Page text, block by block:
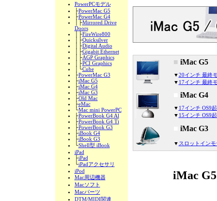
PowerPCモデル
├PowerMac G5
├PowerMac G4
│├Mirrored Drive
Doors
│├FireWire800
│├Quicksilver
│├Digital Audio
│├Gigabit Ethernet
│├AGP Graphics
│├PCI Graphics
│└Cube
├PowerMac G3
├iMac G5
├iMac G4
├iMac G3
├Old Mac
├eMac
└Mac mini PowerPC
├PowerBook G4 Al
├PowerBook G4 Ti
├PowerBook G3
├iBook G4
├iBook G3
└Shell型 iBook
iPad
├iPad
└iPadアクセサリ
iPod
Mac周辺機器
Macソフト
Macパーツ
DTM/MIDI関連
■ iMac G5
▼20インチ 最終
▼ 17インチ 最終
iMac G4
▼ 17インチ OS9
▼ 15インチ OS9
iMac G3
▼ スロットインモ
iMac